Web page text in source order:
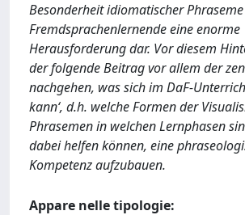
Besonderheit idiomatischer
Fremdsprachenlernende eine enorme
Herausforderung dar. Vor diesem
der folgende Beitrag vor allem der
nachgehen, was sich im DaF-
kann‘, d.h. welche Formen der
Phrasemen in welchen Lernphasen
dabei helfen können, eine
Kompetenz aufzubauen.
Appare nelle tipologie: